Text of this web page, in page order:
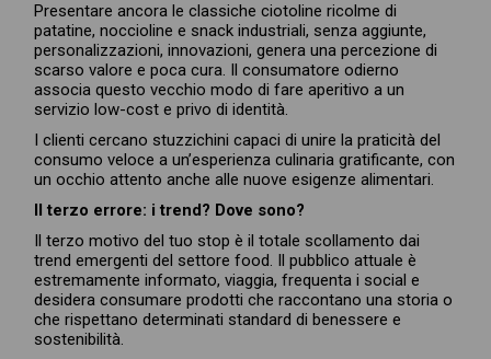
Presentare ancora le classiche ciotoline ricolme di
patatine, noccioline e snack industriali, senza aggiunte,
personalizzazioni, innovazioni, genera una percezione di
scarso valore e poca cura. Il consumatore odierno
associa questo vecchio modo di fare aperitivo a un
servizio low-cost e privo di identità.
I clienti cercano stuzzichini capaci di unire la praticità del
consumo veloce a un’esperienza culinaria gratificante, con
un occhio attento anche alle nuove esigenze alimentari.
Il terzo errore: i trend? Dove sono?
Il terzo motivo del tuo stop è il totale scollamento dai
trend emergenti del settore food. Il pubblico attuale è
estremamente informato, viaggia, frequenta i social e
desidera consumare prodotti che raccontano una storia o
che rispettano determinati standard di benessere e
sostenibilità.